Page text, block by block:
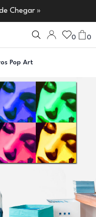
Chegar »
0 0
Pop Art